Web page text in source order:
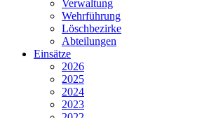
Verwaltung
Wehrführung
Löschbezirke
Abteilungen
Einsätze
2026
2025
2024
2023